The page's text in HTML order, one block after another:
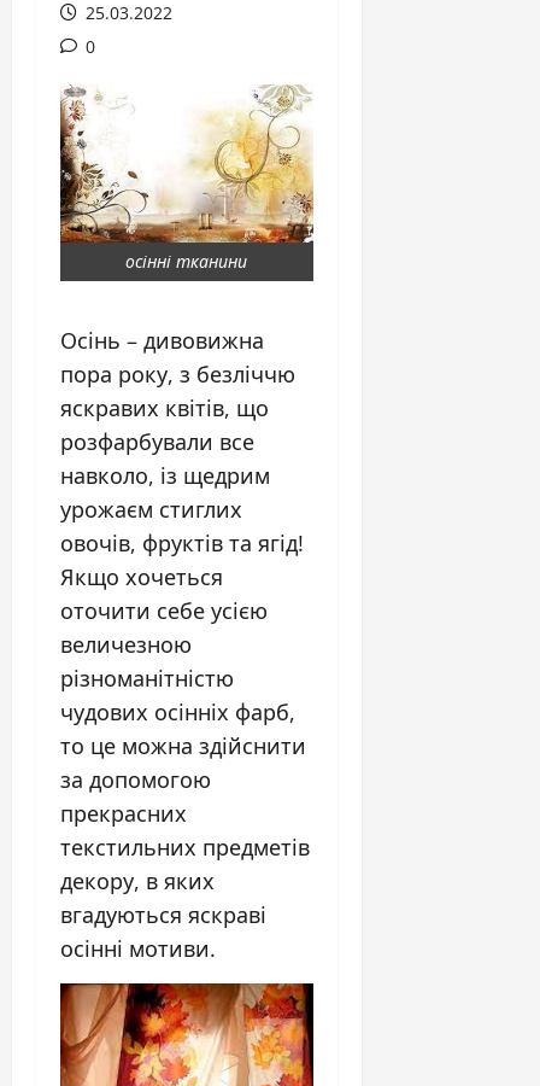
25.03.2022
0
осінні тканини
Осінь – дивовижна
пора року, з безліччю
яскравих квітів, що
розфарбували все
навколо, із щедрим
урожаєм стиглих
овочів, фруктів та ягід!
Якщо хочеться
оточити себе усією
величезною
різноманітністю
чудових осінніх фарб,
то це можна здійснити
за допомогою
прекрасних
текстильних предметів
декору, в яких
вгадуються яскраві
осінні мотиви.